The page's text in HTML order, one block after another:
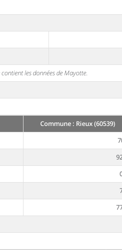
les données de Mayotte.
Commune : Rieux (60539)